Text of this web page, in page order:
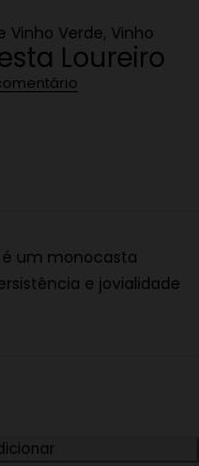
Vinho Verde, Vinho
Loureiro
é um monocasta
e jovialidade